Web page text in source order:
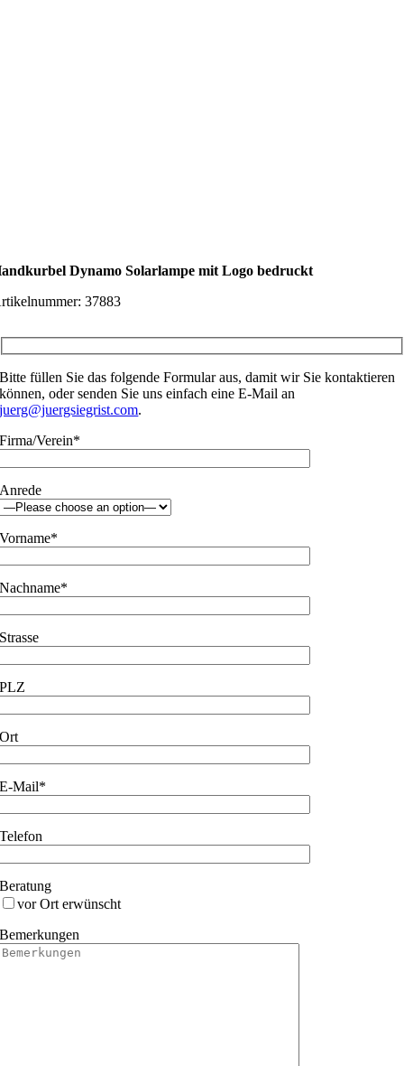
Dynamo Solarlampe mit Logo bedruckt
37883
Bitte füllen Sie das folgende Formular aus, damit wir Sie kontaktieren
können, oder senden Sie uns einfach eine E-Mail an
juerg@juergsiegrist.com.
Firma/Verein*
Anrede
Vorname*
Nachname*
Strasse
PLZ
Ort
E-Mail*
Telefon
Beratung
vor Ort erwünscht
Bemerkungen